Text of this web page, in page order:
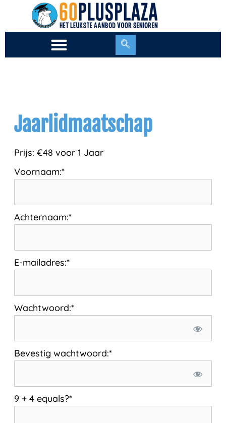
de
Jaarlidmaatschap
Prijs: €48 voor 1 Jaar
Voornaam:*
Achternaam:*
E-mailadres:*
Wachtwoord:*
Bevestig wachtwoord:*
9 + 4 equals?*